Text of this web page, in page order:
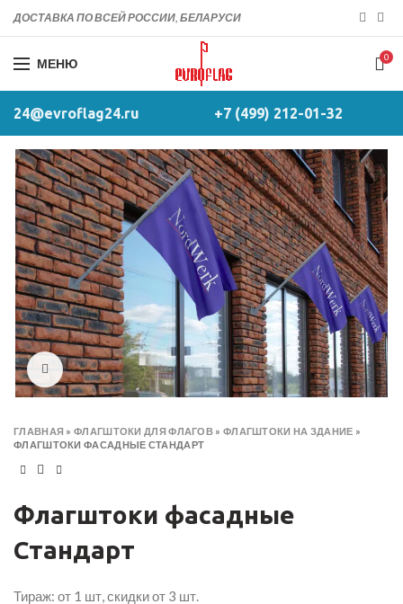
ДОСТАВКА ПО ВСЕЙ РОССИИ, БЕЛАРУСИ
МЕНЮ 0
24@evroflag24.ru +7 (499) 212-01-32
Click to enlarge
ГЛАВНАЯ »ФЛАГШТОКИ ДЛЯ ФЛАГОВ » ФЛАГШТОКИ НА ЗДАНИЕ »
ФЛАГШТОКИ ФАСАДНЫЕ СТАНДАРТ
Флагштоки фасадные
Стандарт
Тираж: от 1 шт, скидки от 3 шт.